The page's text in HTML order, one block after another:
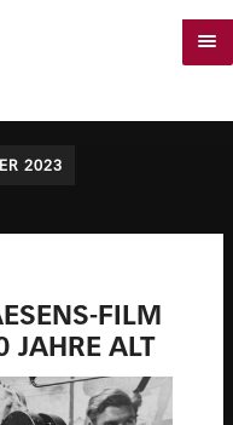
2023
FILM
JAH­RE ALT